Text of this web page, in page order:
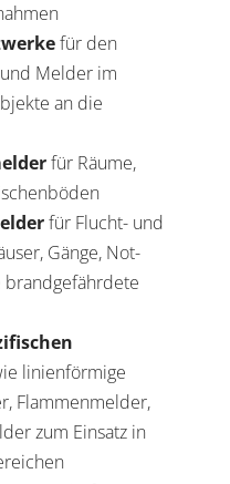
für den
Melder im
an die
für Räume,
für Flucht- und
Gänge, Not-
brandgefährdete
linienförmige
Flammenmelder,
zum Einsatz in